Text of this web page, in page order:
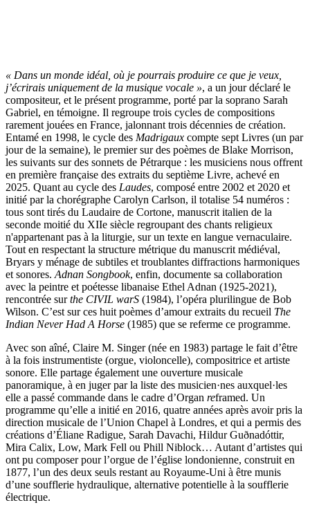
« Dans un monde idéal, où je pourrais produire ce que je veux,
j’écrirais uniquement de la musique vocale », a un jour déclaré le
compositeur, et le présent programme, porté par la soprano Sarah
Gabriel, en témoigne. Il regroupe trois cycles de compositions
rarement jouées en France, jalonnant trois décennies de création.
Entamé en 1998, le cycle des Madrigaux compte sept Livres (un par
jour de la semaine), le premier sur des poèmes de Blake Morrison,
les suivants sur des sonnets de Pétrarque : les musiciens nous offrent
en première française des extraits du septième Livre, achevé en
2025. Quant au cycle des Laudes, composé entre 2002 et 2020 et
initié par la chorégraphe Carolyn Carlson, il totalise 54 numéros :
tous sont tirés du Laudaire de Cortone, manuscrit italien de la
seconde moitié du XIIe siècle regroupant des chants religieux
n'appartenant pas à la liturgie, sur un texte en langue vernaculaire.
Tout en respectant la structure métrique du manuscrit médiéval,
Bryars y ménage de subtiles et troublantes diffractions harmoniques
et sonores. Adnan Songbook, enfin, documente ‌sa collaboration
avec la peintre et poétesse libanaise Ethel Adnan (1925-2021),
rencontrée surthe CIVIL warS (1984), l’opéra plurilingue de Bob
Wilson. C’est sur ces huit poèmes d’amour extraits du recueil The
Indian Never Had A Horse (1985) que se referme ce programme.
Avec son aîné, Claire M. Singer (née en 1983) partage le fait d’être
à la fois instrumentiste (orgue, violoncelle), compositrice et artiste
sonore. Elle partage également une ouverture musicale
panoramique, à en juger par la liste des musicien·nes auxquel·les
elle a passé commande dans le cadre d’Organ reframed. Un
programme qu’elle a initié en 2016, quatre années après avoir pris la
direction musicale de l’Union Chapel à Londres, et qui a permis des
créations d’Éliane Radigue, Sarah Davachi, Hildur Guðnadóttir,
Mira Calix, Low, Mark Fell ou Phill Niblock… Autant d’artistes qui
ont pu composer pour l’orgue de l’église londonienne, construit en
1877, l’un des deux seuls restant au Royaume-Uni à être munis
d’une soufflerie hydraulique, alternative potentielle à la soufflerie
électrique.